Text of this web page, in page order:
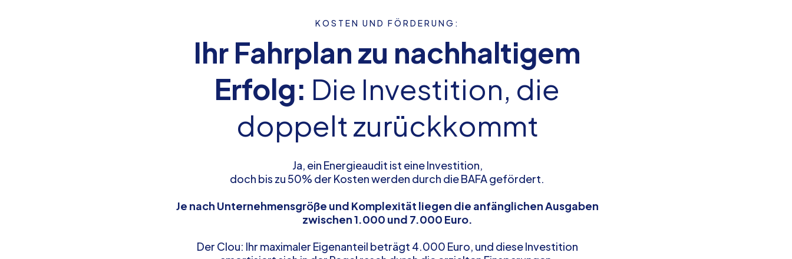
KOSTEN UND FÖRDERUNG:
Ihr Fahrplan zu nachhaltigem
Erfolg: Die Investition, die
doppelt zurückkommt
Ja, ein Energieaudit ist eine Investition,
doch bis zu 50% der Kosten werden durch die BAFA gefördert.
Je nach Unternehmensgröße und Komplexität liegen die anfänglichen Ausgaben
zwischen 1.000 und 7.000 Euro.
Der Clou: Ihr maximaler Eigenanteil beträgt 4.000 Euro, und diese Investition